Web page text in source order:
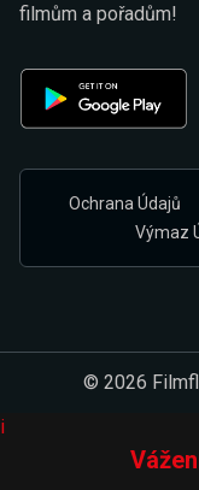
filmům a pořadům!
Ochrana Údajů
Výmaz
© 2026
i